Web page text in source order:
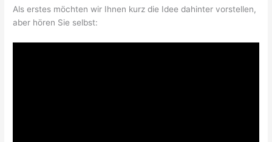
Als erstes möchten wir Ihnen kurz die Idee dahinter vorstellen,
aber hören Sie selbst: